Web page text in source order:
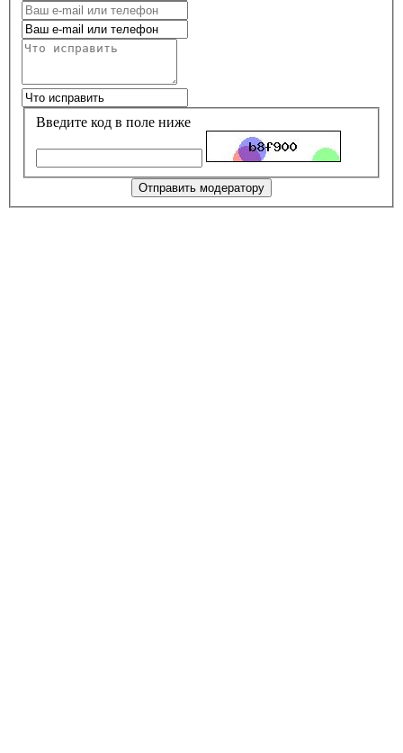
Введите код в поле ниже
Отправить модератору